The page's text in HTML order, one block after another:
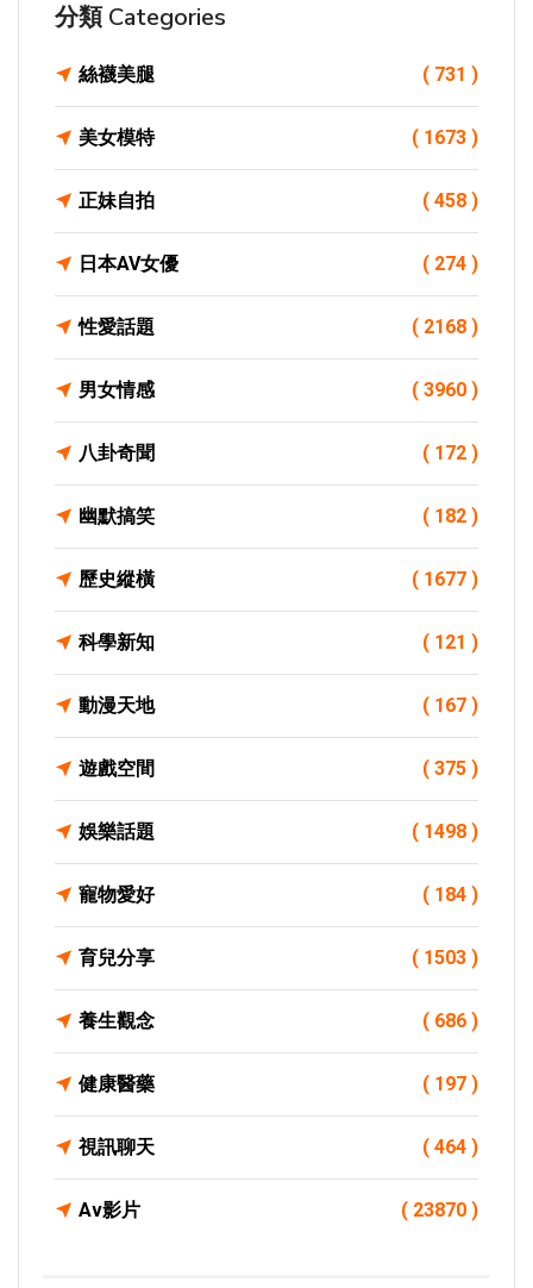
分類 Categories
絲襪美腿 ( 731 )
美女模特 ( 1673 )
正妹自拍 ( 458 )
日本AV女優 ( 274 )
性愛話題 ( 2168 )
男女情感 ( 3960 )
八卦奇聞 ( 172 )
幽默搞笑 ( 182 )
歷史縱橫 ( 1677 )
科學新知 ( 121 )
動漫天地 ( 167 )
遊戲空間 ( 375 )
娛樂話題 ( 1498 )
寵物愛好 ( 184 )
育兒分享 ( 1503 )
養生觀念 ( 686 )
健康醫藥 ( 197 )
視訊聊天 ( 464 )
Av影片 ( 23870 )